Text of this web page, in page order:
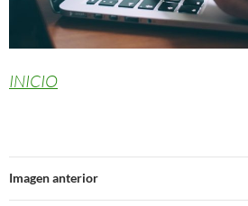
INICIO
Imagen anterior